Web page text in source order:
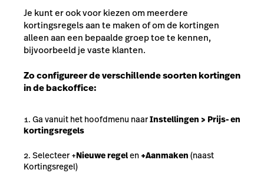
Je kunt er ook voor kiezen om meerdere
kortingsregels aan te maken of om de kortingen
alleen aan een bepaalde groep toe te kennen,
bijvoorbeeld je vaste klanten.
Zo configureer de verschillende soorten kortingen
in de backoffice:
Ga vanuit het hoofdmenu naarInstellingen > Prijs- en
kortingsregels
Selecteer +Nieuwe regelen +Aanmaken (naast
Kortingsregel)